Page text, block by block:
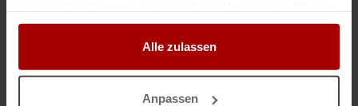
gesammelt haben.
Alle zulassen
Anpassen
in 63073, Offenbach
Sanitär Fliesen Renovierung